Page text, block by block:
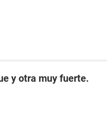
y otra muy fuerte.